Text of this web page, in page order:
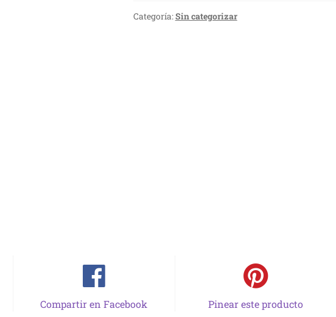
Categoría:Sin categorizar
Compartir en Facebook Pinear este producto